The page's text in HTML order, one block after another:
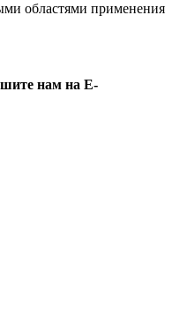
областями применения
нам на E-